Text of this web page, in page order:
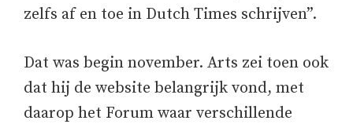
zelfs af en toe in Dutch Times schrijven”.
Dat was begin november. Arts zei toen ook
dat hij de website belangrijk vond, met
daarop het Forum waar verschillende